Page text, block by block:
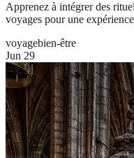
Apprenez à intégrer des
voyages pour une
voyagebien-être
Jun 29